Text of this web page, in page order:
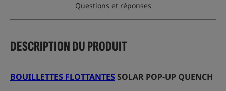
Questions et réponses
DESCRIPTION DU PRODUIT
BOUILLETTES FLOTTANTES SOLAR POP-UP QUENCH